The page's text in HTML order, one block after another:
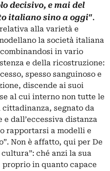
decisivo, e mai del
italiano sino a oggi”.
alla varietà e
la società italiana
in vario
e della ricostruzione:
spesso sanguinoso e
discende ai suoi
al cui interno non tutte le
segnato da
dall’eccessiva distanza
rapportarsi a modelli e
Non è affatto, qui per De
ché anzi la sua
in quanto capace